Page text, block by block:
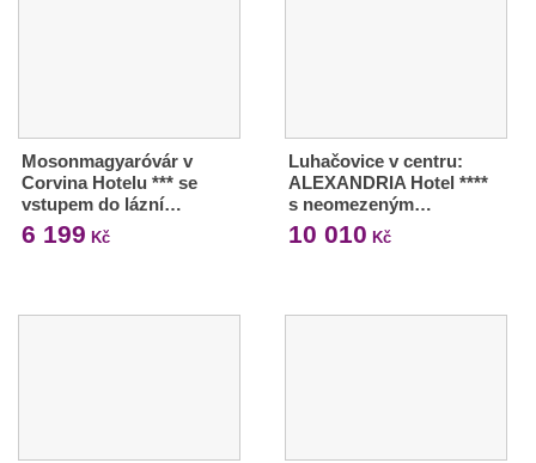
Mosonmagyaróvár v
Corvina Hotelu *** se
vstupem do lázní…
6 199 Kč
Luhačovice v centru:
ALEXANDRIA Hotel ****
s neomezeným…
10 010 Kč